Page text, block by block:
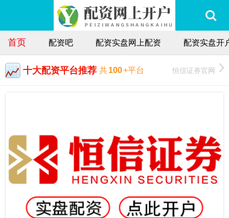
首页 配资吧 配资实盘网上配资 配资实盘开
十大配资平台推荐 共100+平台 恒信证券官网